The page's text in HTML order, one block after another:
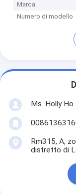
Marca
Numero di modello
Ms. Holly Ho
Rm315, A,
distretto di